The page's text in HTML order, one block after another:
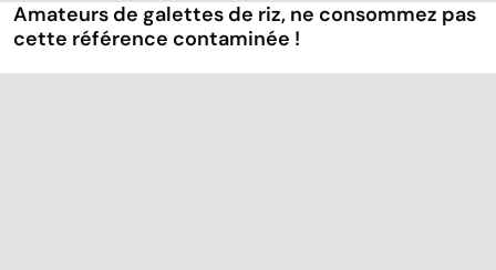
Amateurs de galettes de riz, ne consommez pas
cette référence contaminée !